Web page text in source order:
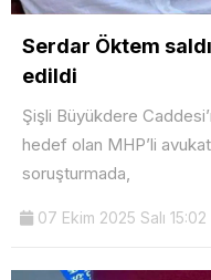
Serdar Öktem
edildi
Şişli Büyükdere
hedef olan MHP’li
soruşturmada,
07 Ekim 2025 Salı 15:02